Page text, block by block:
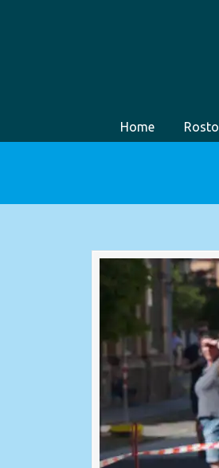
Home